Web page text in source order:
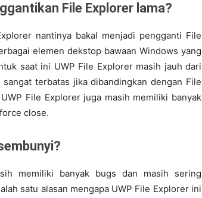
File Explorer lama?
nantinya bakal menjadi pengganti File
elemen dekstop bawaan Windows yang
saat ini UWP File Explorer masih jauh dari
terbatas jika dibandingkan dengan File
File Explorer juga masih memiliki banyak
close.
memiliki banyak bugs dan masih sering
satu alasan mengapa UWP File Explorer ini